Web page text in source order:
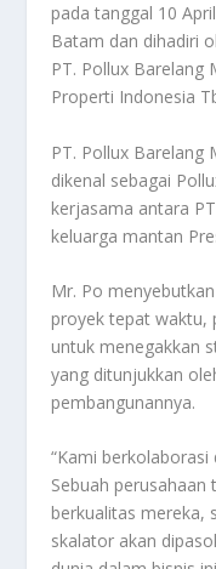
pada tanggal 10
Batam dan dihadiri
PT. Pollux Barelang
Properti Indonesia
PT. Pollux Barelang
dikenal sebagai
kerjasama antara
keluarga mantan
Mr. Po
proyek tepat waktu,
untuk menegakkan
yang ditunjukkan
pembangunannya.
“Kami
Sebuah perusahaan
berkualitas mereka,
skalator akan